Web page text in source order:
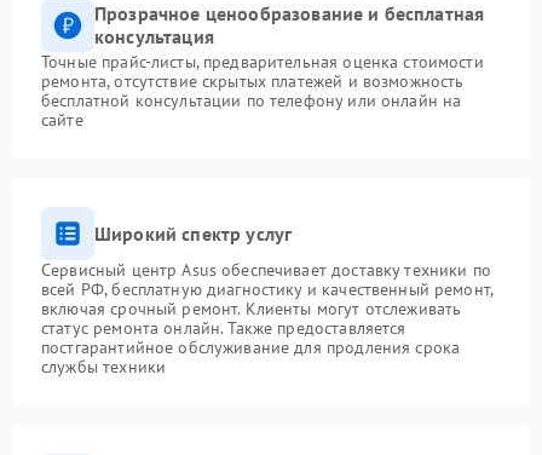
Прозрачное ценообразование и бесплатная
консультация
Точные прайс-листы, предварительная оценка стоимости
ремонта, отсутствие скрытых платежей и возможность
бесплатной консультации по телефону или онлайн на
сайте
Широкий спектр услуг
Сервисный центр Asus обеспечивает доставку техники по
всей РФ, бесплатную диагностику и качественный ремонт,
включая срочный ремонт. Клиенты могут отслеживать
статус ремонта онлайн. Также предоставляется
постгарантийное обслуживание для продления срока
службы техники